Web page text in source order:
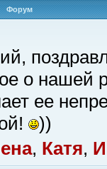
Форум
о нашей
ее
))
, Катя,